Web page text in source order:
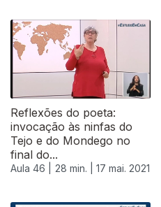
Reflexões do poeta:
invocação às ninfas do
Tejo e do Mondego no
final do...
Aula 46 | 28 min. | 17 mai. 2021
544865